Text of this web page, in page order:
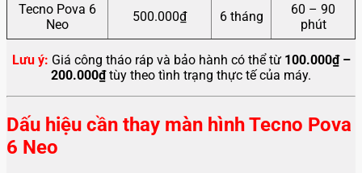
Tecno Pova 6
Neo
500.000₫ 6 tháng
60 – 90
phút
Lưu ý: Giá công tháo ráp và bảo hành có thể từ 100.000₫ –
200.000₫tùy theo tình trạng thực tế của máy.
Dấu hiệu cần thay màn hình Tecno Pova
6 Neo